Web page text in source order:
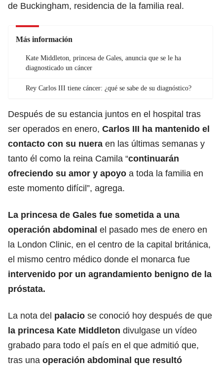
de Buckingham, residencia de la familia real.
Más información
Kate Middleton, princesa de Gales, anuncia que se le ha
diagnosticado un cáncer
Rey Carlos III tiene cáncer: ¿qué se sabe de su diagnóstico?
Después de su estancia juntos en el hospital tras
ser operados en enero, Carlos III ha mantenido el
contacto con su nuera en las últimas semanas y
tanto él como la reina Camila “continuarán
ofreciendo su amor y apoyo a toda la familia en
este momento difícil”, agrega.
La princesa de Gales fue sometida a una
operación abdominal el pasado mes de enero en
la London Clinic, en el centro de la capital británica,
el mismo centro médico donde el monarca fue
intervenido por un agrandamiento benigno de la
próstata.
La nota del palacio se conoció hoy después de que
la princesa Kate Middleton divulgase un vídeo
grabado para todo el país en el que admitió que,
tras una operación abdominal que resultó